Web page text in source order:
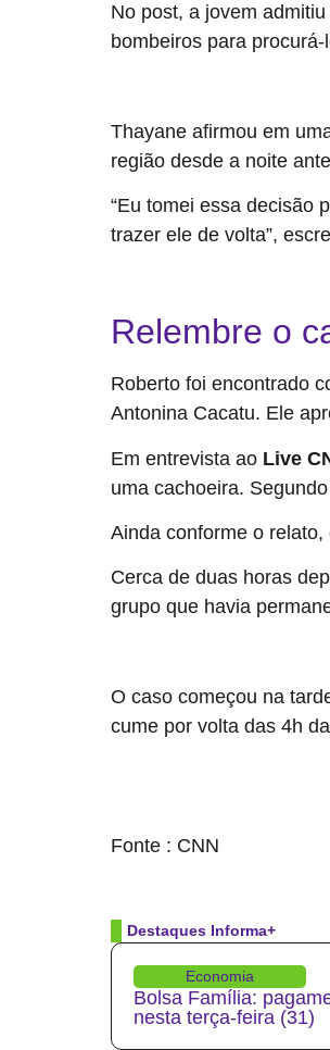
No post, a jovem
bombeiros para procurá-
Thayane afirmou em
região desde a noite
“Eu tomei essa decisão
trazer ele de volta”,
Relembre o
Roberto foi encontrado
Antonina Cacatu. Ele
Em entrevista ao Live
uma cachoeira.
Ainda conforme o
Cerca de duas horas
grupo que havia
O caso começou na
cume por volta das 4h
Fonte : CNN
Destaques Informa+
Economia
Bolsa Família:
nesta terça-feira (31)